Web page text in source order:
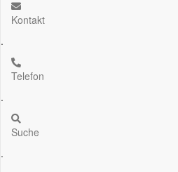
Kontakt
.
Telefon
.
Suche
.